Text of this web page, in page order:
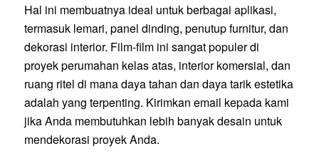
Hal ini membuatnya ideal untuk berbagai aplikasi,
termasuk lemari, panel dinding, penutup furnitur, dan
dekorasi interior. Film-film ini sangat populer di
proyek perumahan kelas atas, interior komersial, dan
ruang ritel di mana daya tahan dan daya tarik estetika
adalah yang terpenting. Kirimkan email kepada kami
jika Anda membutuhkan lebih banyak desain untuk
mendekorasi proyek Anda.